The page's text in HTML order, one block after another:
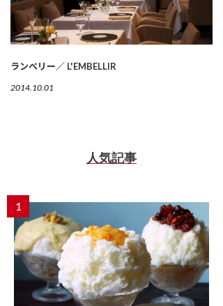
ランベリー／ L'EMBELLIR
2014.10.01
人気記事
1